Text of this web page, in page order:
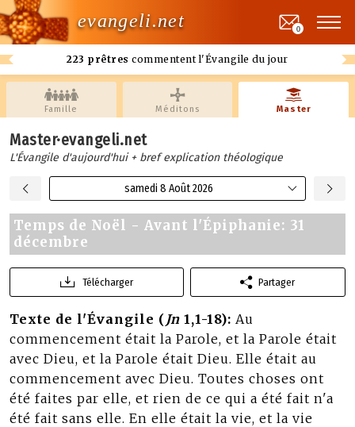
evangeli.net
223 prêtres commentent l'Évangile du jour
0
Famille Méditons Master
Master·evangeli.net
L'Évangile d'aujourd'hui + bref explication théologique
samedi 8 Août 2026
Temps de Noël - Avant l'Épiphanie: 31
décembre
Télécharger Partager
Texte de l'Évangile ( Jn 1,1-18): Au
commencement était la Parole, et la Parole était
avec Dieu, et la Parole était Dieu. Elle était au
commencement avec Dieu. Toutes choses ont
été faites par elle, et rien de ce qui a été fait n'a
été fait sans elle. En elle était la vie, et la vie